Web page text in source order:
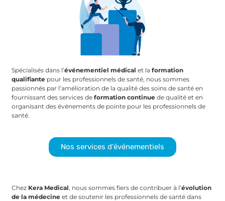
Spécialisés dans l’événementiel médical et laformation
qualifiante pour les professionnels de santé, nous sommes
passionnés par l’amélioration de la qualité des soins de santé en
fournissant des services deformation continue de qualité et en
organisant des événements de pointe pour les professionnels de
santé.
Nos services d'événementiels
Chez Kera Medical, nous sommes fiers de contribuer à l’évolution
de la médecine et de soutenir les professionnels de santé dans